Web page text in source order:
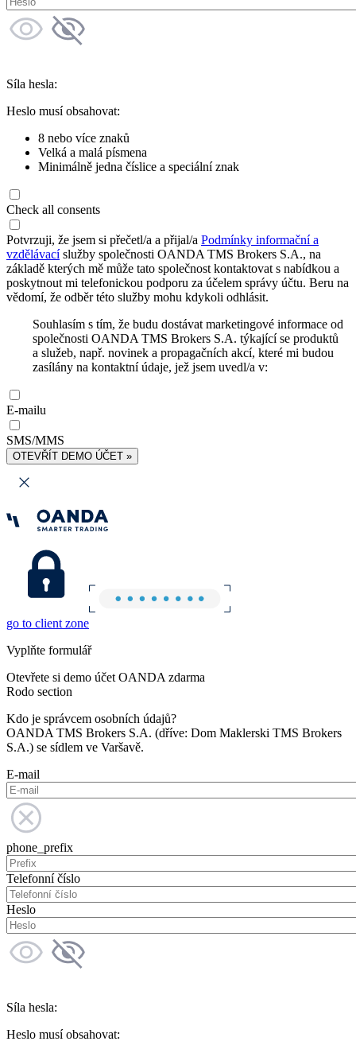
Síla hesla:
Heslo musí obsahovat:
8 nebo více znaků
Velká a malá písmena
Minimálně jedna číslice a speciální znak
Check all consents
Potvrzuji, že jsem si přečetl/a a přijal/a Podmínky informační a
vzdělávacíslužby společnosti OANDA TMS Brokers S.A., na
základě kterých mě může tato společnost kontaktovat s nabídkou a
poskytnout mi telefonickou podporu za účelem správy účtu. Beru na
vědomí, že odběr této služby mohu kdykoli odhlásit.
Souhlasím s tím, že budu dostávat marketingové informace od
společnosti OANDA TMS Brokers S.A. týkající se produktů
a služeb, např. novinek a propagačních akcí, které mi budou
zasílány na kontaktní údaje, jež jsem uvedl/a v:
E-mailu
SMS/MMS
OTEVŘÍT DEMO ÚČET »
go to client zone
Vyplňte formulář
Otevřete si demo účet OANDA zdarma
Rodo section
Kdo je správcem osobních údajů?
OANDA TMS Brokers S.A. (dříve: Dom Maklerski TMS Brokers
S.A.) se sídlem ve Varšavě.
E-mail
phone_prefix
Telefonní číslo
Heslo
Síla hesla:
Heslo musí obsahovat: